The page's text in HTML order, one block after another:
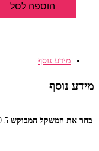
פפאיה
הוספה לסל
מידע נוסף
מידע נוסף
בחר את המשקל המבוקש‎ 0.5 ק"ג, 1 ק"ג, 2 ק"ג